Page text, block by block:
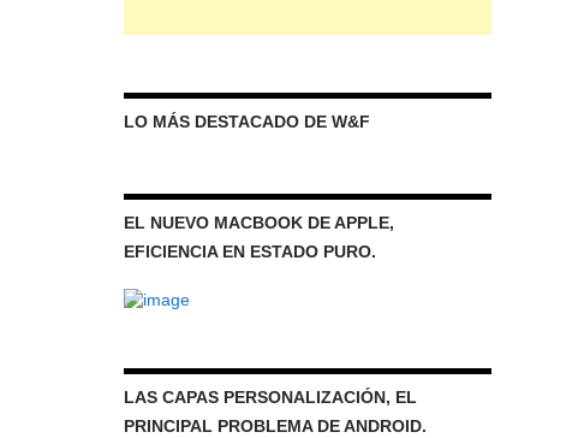
LO MÁS DESTACADO DE W&F
EL NUEVO MACBOOK DE APPLE,
EFICIENCIA EN ESTADO PURO.
LAS CAPAS PERSONALIZACIÓN, EL
PRINCIPAL PROBLEMA DE ANDROID.